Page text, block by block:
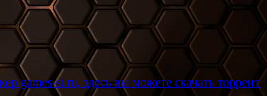
вы можете скачать торрент игры